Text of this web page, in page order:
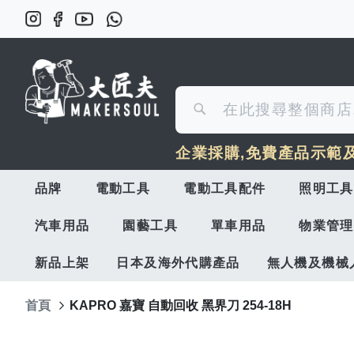
尋
搜
尋
企業採購,免費產品示範
品牌 電動工具 電動工具配件 照明工具
汽車用品 園藝工具 單車用品 物業管
新品上架 日本及海外代購產品 無人機及機械
首頁 KAPRO 嘉寶 自動回收 黑界刀 254-18H